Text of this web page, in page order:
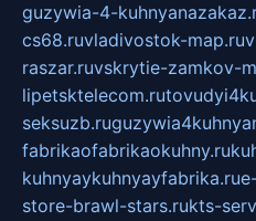
guzywia-4-
cs68.ruvladivostok-map.ru
raszar.ruvskrytie-zamkov-
lipetsktelecom.ru
seksuzb.ru
fabrikaofabrikaokuhny.ru
kuhnyaykuhnyayfabrika.ru
store-brawl-stars.rukts-